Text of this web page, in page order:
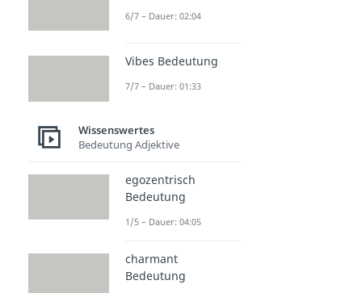
6/7 – Dauer: 02:04
Vibes Bedeutung
7/7 – Dauer: 01:33
Wissenswertes
Bedeutung Adjektive
egozentrisch
Bedeutung
1/5 – Dauer: 04:05
charmant
Bedeutung